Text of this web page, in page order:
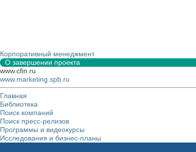
Корпоративный менеджмент
О завершении проекта
www.cfin.ru
www.marketing.spb.ru
Главная
Библиотека
Поиск компаний
Поиск пресс-релизов
Программы и видеокурсы
Исследования и бизнес-планы